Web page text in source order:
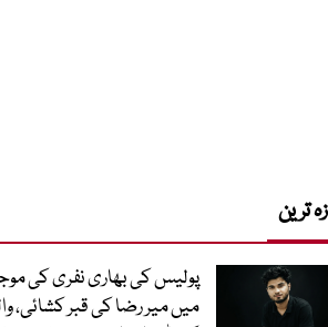
ترین
پولیس کی بھاری نفری کی
میں میر رضا کی قبر کشائی،